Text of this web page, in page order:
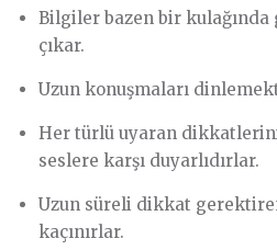
Bilgiler bazen bir kulağında
çıkar.
Uzun konuşmaları
Her türlü uyaran
seslere karşı duyarlıdırlar.
Uzun süreli dikkat
kaçınırlar.